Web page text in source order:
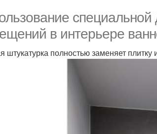
в интерьере
штукатурка полностью заменяет плитку